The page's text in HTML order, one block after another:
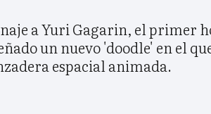
a Yuri Gagarin, el primer
un nuevo 'doodle' en el
espacial animada.